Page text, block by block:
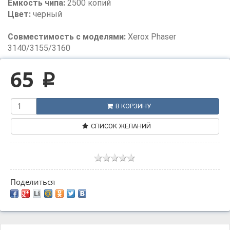
Емкость чипа: 2500 копий
Цвет: черный
Совместимость с моделями: Xerox Phaser
3140/3155/3160
65 p
В КОРЗИНУ
СПИСОК ЖЕЛАНИЙ
Поделиться